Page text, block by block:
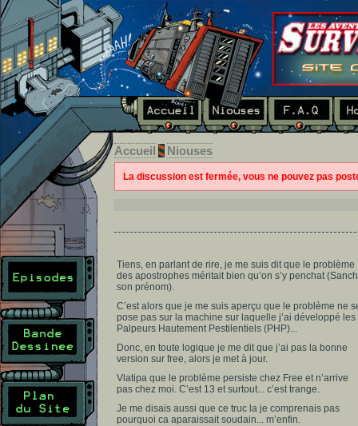
Accueil Niouses
La discussion est fermée, vous ne pouvez pas
Tiens, en parlant de rire, je me suis dit que le problème
des apostrophes méritait bien qu’on s’y penchat
son prénom).
C’est alors que je me suis aperçu que le problème ne
pose pas sur la machine sur laquelle j’ai développé les
Palpeurs Hautement Pestilentiels (PHP)...
Donc, en toute logique je me dit que j’ai pas la bonne
version sur free, alors je met à jour.
Vlatipa que le problème persiste chez Free et n’arrive
pas chez moi. C’est 13 et surtout... c’est trange.
Je me disais aussi que ce truc la je comprenais pas
pourquoi ca aparaissait soudain... m’enfin.